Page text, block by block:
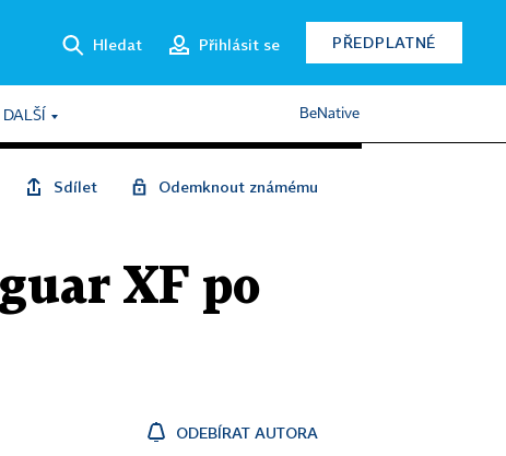
Hledat Přihlásit se PŘEDPLATNÉ
DALŠÍ BeNative
Sdílet Odemknout známému
XF po
ODEBÍRAT AUTORA